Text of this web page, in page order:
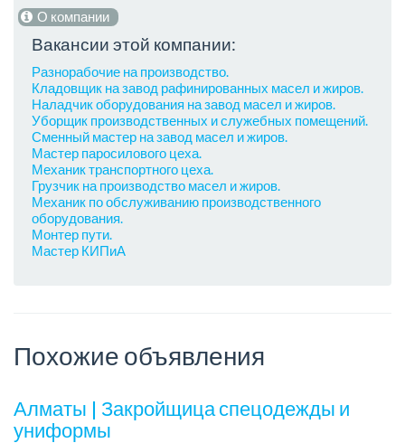
О компании
Вакансии этой компании:
Разнорабочие на производство.
Кладовщик на завод рафинированных масел и жиров.
Наладчик оборудования на завод масел и жиров.
Уборщик производственных и служебных помещений.
Сменный мастер на завод масел и жиров.
Мастер паросилового цеха.
Механик транспортного цеха.
Грузчик на производство масел и жиров.
Механик по обслуживанию производственного
оборудования.
Монтер пути.
Мастер КИПиА
Похожие объявления
Алматы | Закройщица спецодежды и
униформы